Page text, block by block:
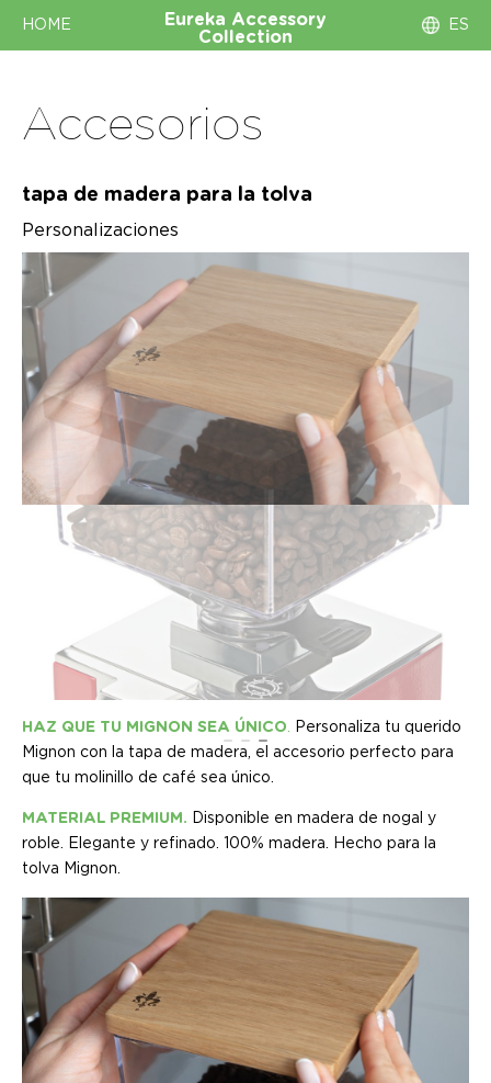
HOME Eureka Accessory
Collection
ES
Accesorios
tapa de madera para la tolva
Personalizaciones
HAZ QUE TU MIGNON SEA ÚNICO. Personaliza tu querido
Mignon con la tapa de madera, el accesorio perfecto para
que tu molinillo de café sea único.
MATERIAL PREMIUM. Disponible en madera de nogal y
roble. Elegante y refinado. 100% madera. Hecho para la
tolva Mignon.